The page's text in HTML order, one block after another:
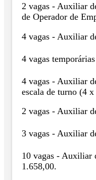
2 vagas - Auxiliar
de Operador de
4 vagas - Auxiliar
4 vagas
4 vagas - Auxiliar
escala de turno (4
2 vagas - Auxiliar
3 vagas - Auxiliar
10 vagas - Auxiliar
1.658,00.